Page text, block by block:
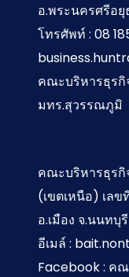
อ.พระนครศรีอยุ
โทรศัพท์ : 08
คณะบริหารธุรกิ
มทร.สุวรรณภูมิ
คณะบริหารธุร
(เขตเหนือ) เล
อ.เมือง จ.นนทบุ
อีเมล์ :
Facebook : ค